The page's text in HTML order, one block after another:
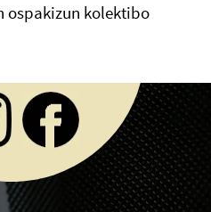
ospakizun kolektibo